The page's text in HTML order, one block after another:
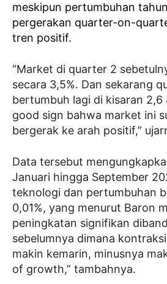
meskipun pertumbuhan
pergerakan quarter-on-
tren positif.
“Market di quarter 2
secara 3,5%. Dan sekarang
bertumbuh lagi di kisaran 2,6
good sign bahwa market ini
bergerak ke arah positif,”
Data tersebut
Januari hingga September
teknologi dan pertumbuhan
0,01%, yang menurut Baron
peningkatan signifikan
sebelumnya dimana
makin kemarin, minusnya
of growth,” tambahnya.